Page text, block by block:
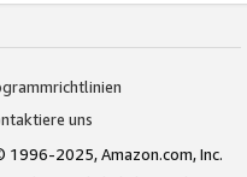
uns
1996-2025, Amazon.com, Inc.